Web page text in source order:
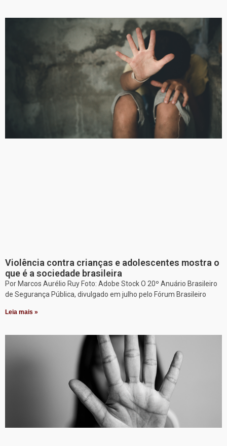
Violência contra crianças e adolescentes mostra o
que é a sociedade brasileira
Por Marcos Aurélio Ruy Foto: Adobe Stock O 20º Anuário Brasileiro
de Segurança Pública, divulgado em julho pelo Fórum Brasileiro
Leia mais »